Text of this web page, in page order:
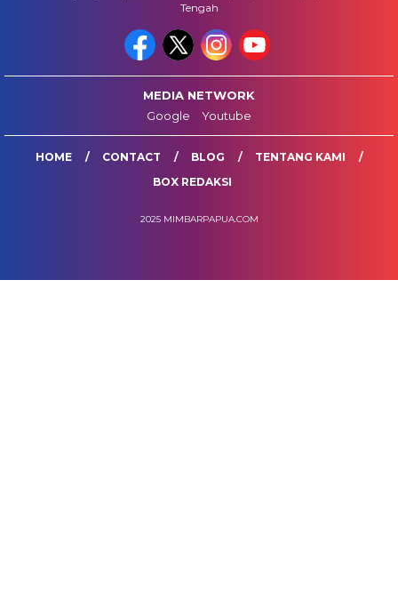
Tengah
MEDIA NETWORK
Google
Youtube
HOME CONTACT BLOG
TENTANG KAMI
BOX REDAKSI
2025 MIMBARPAPUA.COM